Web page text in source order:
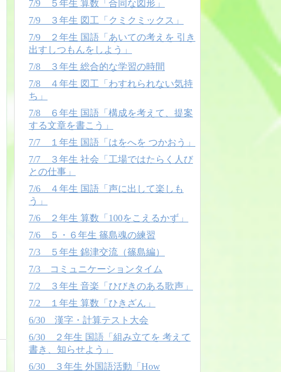
7/9 ５年生 算数「合同な図形」
7/9 ３年生 図工「クミクミックス」
7/9 ２年生 国語「あいての考えを 引き
出すしつもんをしよう」
7/8 ３年生 総合的な学習の時間
7/8 ４年生 図工「わすれられない気持
ち」
7/8 ６年生 国語「構成を考えて、提案
する文章を書こう」
7/7 １年生 国語「はをへを つかおう」
7/7 ３年生 社会「工場ではたらく人び
との仕事」
7/6 ４年生 国語「声に出して楽しも
う」
7/6 ２年生 算数「100をこえるかず」
7/6 ５・６年生 篠島魂の練習
7/3 ５年生 錦津交流（篠島編）
7/3 コミュニケーションタイム
7/2 ３年生 音楽「ひびきのある歌声」
7/2 １年生 算数「ひきざん」
6/30 漢字・計算テスト大会
6/30 ２年生 国語「組み立てを 考えて
書き、知らせよう」
6/30 ３年生 外国語活動「How